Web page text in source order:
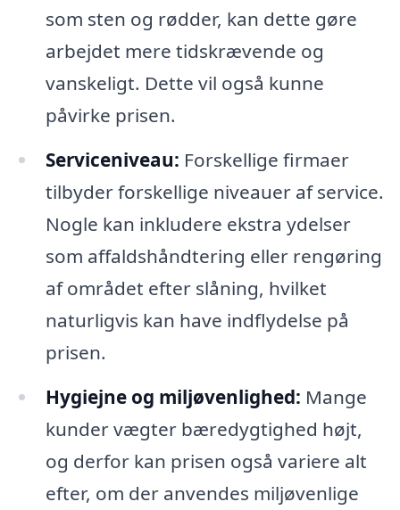
som sten og rødder, kan dette gøre
arbejdet mere tidskrævende og
vanskeligt. Dette vil også kunne
påvirke prisen.
Serviceniveau: Forskellige firmaer
tilbyder forskellige niveauer af service.
Nogle kan inkludere ekstra ydelser
som affaldshåndtering eller rengøring
af området efter slåning, hvilket
naturligvis kan have indflydelse på
prisen.
Hygiejne og miljøvenlighed: Mange
kunder vægter bæredygtighed højt,
og derfor kan prisen også variere alt
efter, om der anvendes miljøvenlige